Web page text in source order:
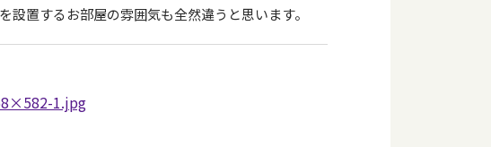
置するお部屋の雰囲気も全然違うと思います。